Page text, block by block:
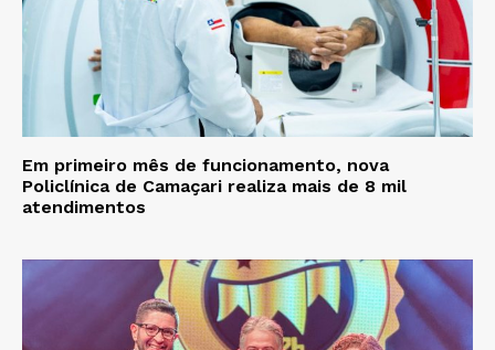
Em primeiro mês de funcionamento, nova
Policlínica de Camaçari realiza mais de 8 mil
atendimentos